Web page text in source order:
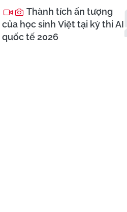
Thành tích ấn tượng
của học sinh Việt tại kỳ thi AI
quốc tế 2026